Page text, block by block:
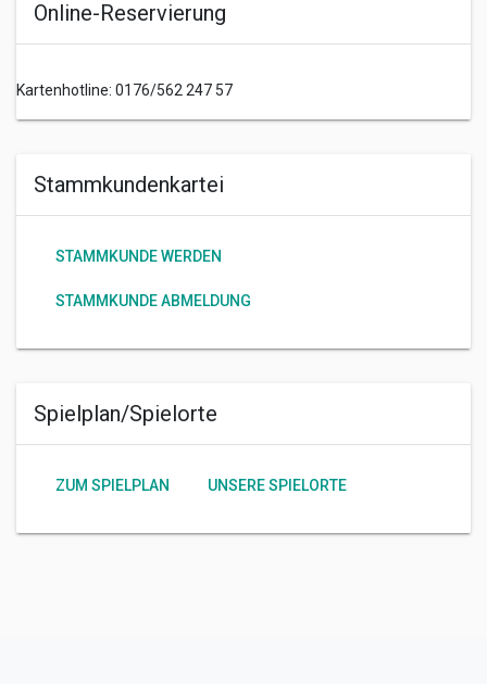
Online-Reservierung
Kartenhotline: 0176/562 247 57
Stammkundenkartei
STAMMKUNDE WERDEN
STAMMKUNDE ABMELDUNG
Spielplan/Spielorte
ZUM SPIELPLAN UNSERE SPIELORTE